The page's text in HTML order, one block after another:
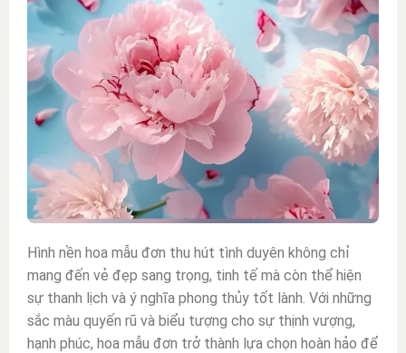
Hình nền hoa mẫu đơn thu hút tình duyên không chỉ
mang đến vẻ đẹp sang trọng, tinh tế mà còn thể hiện
sự thanh lịch và ý nghĩa phong thủy tốt lành. Với những
sắc màu quyến rũ và biểu tượng cho sự thịnh vượng,
hạnh phúc, hoa mẫu đơn trở thành lựa chọn hoàn hảo để